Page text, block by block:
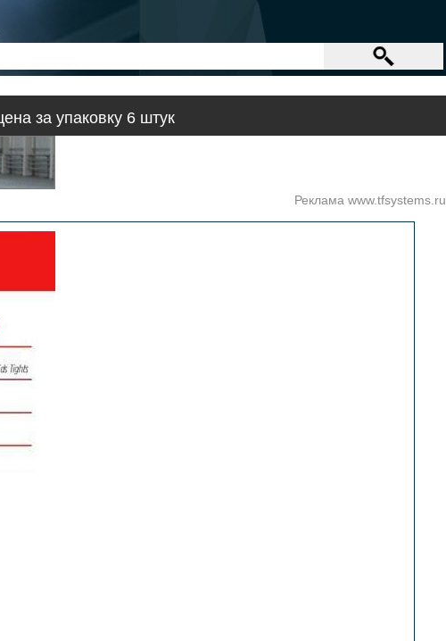
за упаковку 6 штук
Реклама www.tfsystems.ru